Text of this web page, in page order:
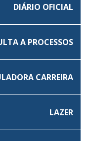
DIÁRIO OFICIAL
A PROCESSOS
CARREIRA
LAZER